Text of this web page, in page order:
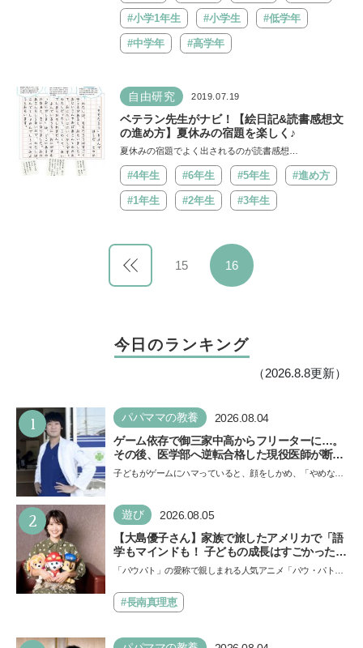
#小学1年生 #小学生 #低学年
#中学年 #高学年
自由研究 2019.07.19
ベテラン先生がナビ！【絵日記&読書感想文
の進め方】夏休みの宿題を楽しく♪
夏休みの宿題でよく出されるのが読書感想…
#4年生 #6年生 #5年生 #進め方
#1年生 #2年生 #3年生
15 16
今日のランキング
（2026.8.8更新）
1 パパママの教養 2026.08.04
ゲーム依存で御三家中高からフリーターに…。
その後、医学部へ逆転合格した現役医師が断言
「ゲームの経験が受験勉強に役立った」そう考
子どもがゲームにハマっていると、顔をしかめ、「やめなさ
い…
2 遊び 2026.08.05
【大島優子さん】家族で旅したアメリカで「語
学もマインドも！ 子どもの成長はすごかった」
声優をつとめた映画『パウ・パトロール ザ・ダ
できると子どもに知ってほしい
「パウパト」の愛称で親しまれる人気アニメ「パウ・パトロ
ザ…
#長南真理恵